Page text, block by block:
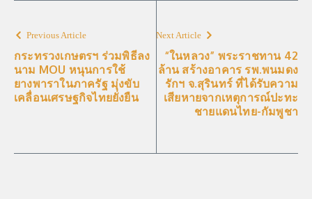
Previous Article
กระทรวงเกษตรฯ ร่วมพิธีลง
นาม MOU หนุนการใช้
ยางพาราในภาครัฐ มุ่งขับ
เคลื่อนเศรษฐกิจไทยยั่งยืน
Next Article
“ในหลวง” พระราชทาน 42
ล้าน สร้างอาคาร รพ.พนมดง
รักฯ จ.สุรินทร์ ที่ได้รับความ
เสียหายจากเหตุการณ์ปะทะ
ชายแดนไทย-กัมพูชา